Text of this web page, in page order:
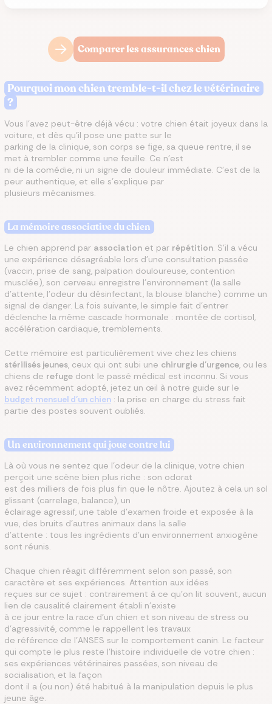
Comparer les assurances chien
Pourquoi mon chien tremble-t-il chez le vétérinaire
?
Vous l'avez peut-être déjà vécu : votre chien était joyeux dans la
voiture, et dès qu'il pose une patte sur le
parking de la clinique, son corps se fige, sa queue rentre, il se
met à trembler comme une feuille. Ce n'est
ni de la comédie, ni un signe de douleur immédiate. C'est de la
peur authentique, et elle s'explique par
plusieurs mécanismes.
La mémoire associative du chien
Le chien apprend par association et par répétition. S'il a vécu
une expérience désagréable lors d'une consultation passée
(vaccin, prise de sang, palpation douloureuse, contention
musclée), son cerveau enregistre l'environnement (la salle
d'attente, l'odeur du désinfectant, la blouse blanche) comme un
signal de danger. La fois suivante, le simple fait d'entrer
déclenche la même cascade hormonale : montée de cortisol,
accélération cardiaque, tremblements.
Cette mémoire est particulièrement vive chez les chiens
stérilisés jeunes, ceux qui ont subi une chirurgie d'urgence, ou les
chiens de refuge dont le passé médical est inconnu. Si vous
avez récemment adopté, jetez un œil à notre guide sur le
budget mensuel d'un chien : la prise en charge du stress fait
partie des postes souvent oubliés.
Un environnement qui joue contre lui
Là où vous ne sentez que l'odeur de la clinique, votre chien
perçoit une scène bien plus riche : son odorat
est des milliers de fois plus fin que le nôtre. Ajoutez à cela un sol
glissant (carrelage, balance), un
éclairage agressif, une table d'examen froide et exposée à la
vue, des bruits d'autres animaux dans la salle
d'attente : tous les ingrédients d'un environnement anxiogène
sont réunis.
Chaque chien réagit différemment selon son passé, son
caractère et ses expériences. Attention aux idées
reçues sur ce sujet : contrairement à ce qu'on lit souvent, aucun
lien de causalité clairement établi n'existe
à ce jour entre la race d'un chien et son niveau de stress ou
d'agressivité, comme le rappellent les travaux
de référence de l'ANSES sur le comportement canin. Le facteur
qui compte le plus reste l'histoire individuelle de votre chien :
ses expériences vétérinaires passées, son niveau de
socialisation, et la façon
dont il a (ou non) été habitué à la manipulation depuis le plus
jeune âge.